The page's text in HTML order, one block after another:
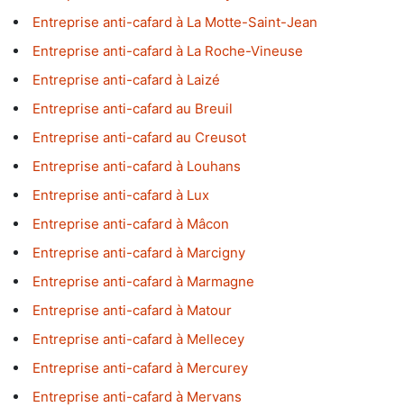
Entreprise anti-cafard à La Motte-Saint-Jean
Entreprise anti-cafard à La Roche-Vineuse
Entreprise anti-cafard à Laizé
Entreprise anti-cafard au Breuil
Entreprise anti-cafard au Creusot
Entreprise anti-cafard à Louhans
Entreprise anti-cafard à Lux
Entreprise anti-cafard à Mâcon
Entreprise anti-cafard à Marcigny
Entreprise anti-cafard à Marmagne
Entreprise anti-cafard à Matour
Entreprise anti-cafard à Mellecey
Entreprise anti-cafard à Mercurey
Entreprise anti-cafard à Mervans